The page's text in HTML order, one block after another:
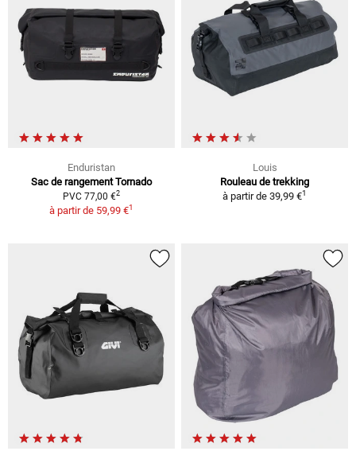
Enduristan
Sac de rangement Tornado
PVC 77,00 €2
à partir de 59,99 €1
Louis
Rouleau de trekking
à partir de 39,99 €1